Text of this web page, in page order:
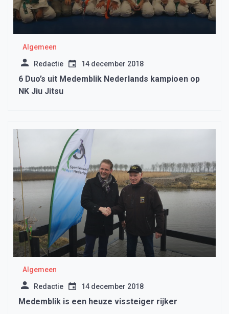
Algemeen
Redactie 14 december 2018
6 Duo’s uit Medemblik Nederlands kampioen op
NK Jiu Jitsu
Algemeen
Redactie 14 december 2018
Medemblik is een heuze vissteiger rijker